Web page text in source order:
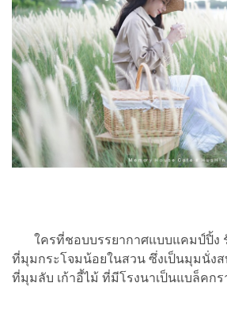
ใครที่ชอบบรรยากาศแบบแคมป์ปิ้ง
ที่มุมกระโจมน้อยในสวน ซึ่งเป็นมุมนั่งส
ที่มุมลับ เก้าอี้ไม้ ที่มีโรงนาเป็นแบล็คก